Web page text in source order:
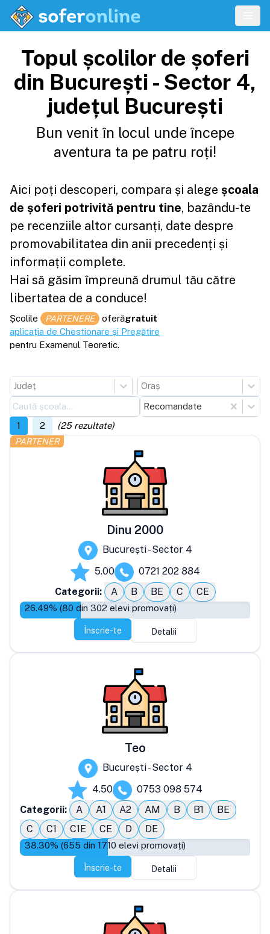
Topul școlilor de șoferi
din București - Sector 4,
județul București
Bun venit în locul unde începe
aventura ta pe patru roți!
Aici poți descoperi, compara și alege școala
de șoferi potrivită pentru tine, bazându-te
pe recenziile altor cursanți, date despre
promovabilitatea din anii precedenți și
informații complete.
Hai să găsim împreună drumul tău către
libertatea de a conduce!
Școlile PARTENERE oferăgratuit
aplicația de Chestionare și Pregătire
pentru Examenul Teoretic.
Județ
Oraș
Recomandate
1
2 (25rezultate)
PARTENER
Dinu 2000
București - Sector 4
5.00
0721 202 884
Categorii:
A B BE C CE
26.49% (80 din 302 elevi promovați)
Înscrie-te Detalii
Teo
București - Sector 4
4.50
0753 098 574
Categorii:
A A1 A2 AM B B1
BE
C
C1 C1E CE D DE
38.30% (655 din 1710 elevi promovați)
Înscrie-te Detalii